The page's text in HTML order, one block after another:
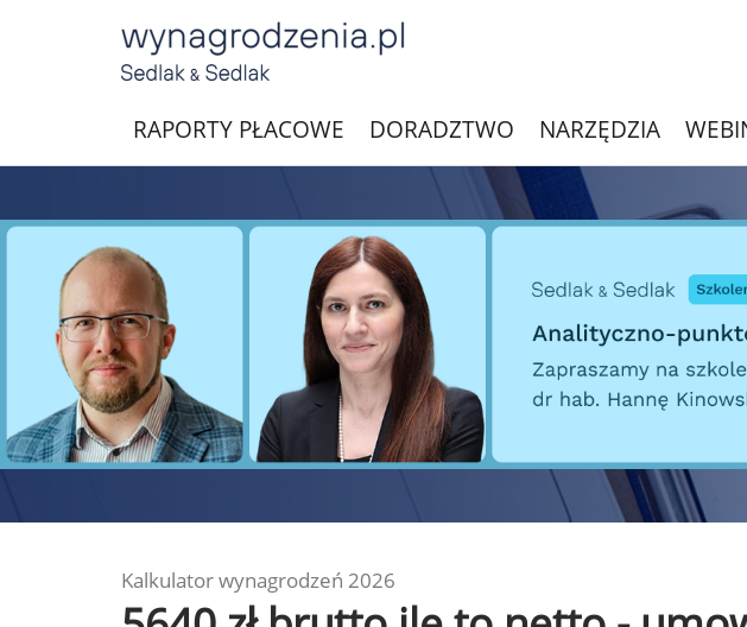
RAPORTY PŁACOWE DORADZTWO NARZĘDZIA
Kalkulator wynagrodzeń 2026